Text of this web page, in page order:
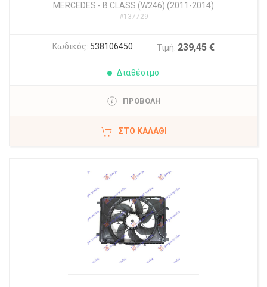
MERCEDES - B CLASS (W246) (2011-2014)
#137729
Κωδικός: 538106450 Τιμή: 239,45 €
Διαθέσιμο
ΠΡΟΒΟΛΗ
ΣΤΟ ΚΑΛΆΘΙ